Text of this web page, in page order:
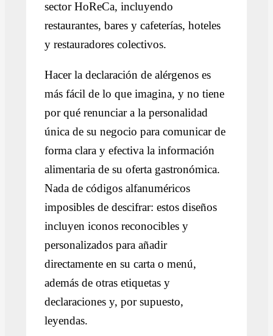
sector HoReCa, incluyendo
restaurantes, bares y cafeterías, hoteles
y restauradores colectivos.
Hacer la declaración de alérgenos es
más fácil de lo que imagina, y no tiene
por qué renunciar a la personalidad
única de su negocio para comunicar de
forma clara y efectiva la información
alimentaria de su oferta gastronómica.
Nada de códigos alfanuméricos
imposibles de descifrar: estos diseños
incluyen iconos reconocibles y
personalizados para añadir
directamente en su carta o menú,
además de otras etiquetas y
declaraciones y, por supuesto,
leyendas.